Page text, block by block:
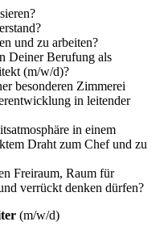
und zu arbeiten?
Deiner Berufung als
(m/w/d)?
besonderen Zimmerei
in leitender
in einem
Draht zum Chef und zu
Freiraum, Raum für
verrückt denken dürfen?
(m/w/d)